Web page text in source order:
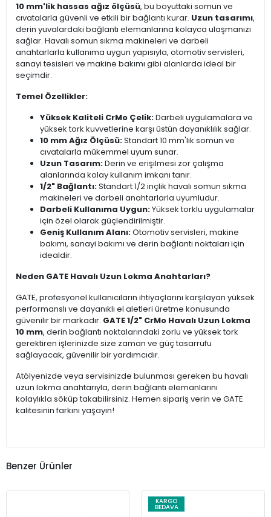
10 mm'lik hassas ağız ölçüsü, bu boyuttaki somun ve
cıvatalarla güvenli ve etkili bir bağlantı kurar. Uzun tasarımı,
derin yuvalardaki bağlantı elemanlarına kolayca ulaşmanızı
sağlar. Havalı somun sıkma makineleri ve darbeli
anahtarlarla kullanıma uygun yapısıyla, otomotiv servisleri,
sanayi tesisleri ve makine bakımı gibi alanlarda ideal bir
seçimdir.
Temel Özellikler:
Yüksek Kaliteli CrMo Çelik:Darbeli uygulamalara ve
yüksek tork kuvvetlerine karşı üstün dayanıklılık sağlar.
10 mm Ağız Ölçüsü:Standart 10 mm'lik somun ve
cıvatalarla mükemmel uyum sunar.
Uzun Tasarım:Derin ve erişilmesi zor çalışma
alanlarında kolay kullanım imkanı tanır.
1/2" Bağlantı:Standart 1/2 inçlik havalı somun sıkma
makineleri ve darbeli anahtarlarla uyumludur.
Darbeli Kullanıma Uygun:Yüksek torklu uygulamalar
için özel olarak güçlendirilmiştir.
Geniş Kullanım Alanı:Otomotiv servisleri, makine
bakımı, sanayi bakımı ve derin bağlantı noktaları için
idealdir.
Neden GATE Havalı Uzun Lokma Anahtarları?
GATE, profesyonel kullanıcıların ihtiyaçlarını karşılayan yüksek
performanslı ve dayanıklı el aletleri üretme konusunda
güvenilir bir markadır. GATE 1/2" CrMo Havalı Uzun Lokma
10 mm, derin bağlantı noktalarındaki zorlu ve yüksek tork
gerektiren işlerinizde size zaman ve güç tasarrufu
sağlayacak, güvenilir bir yardımcıdır.
Atölyenizde veya servisinizde bulunması gereken bu havalı
uzun lokma anahtarıyla, derin bağlantı elemanlarını
kolaylıkla söküp takabilirsiniz. Hemen sipariş verin ve GATE
kalitesinin farkını yaşayın!
Benzer Ürünler
KARGO
BEDAVA